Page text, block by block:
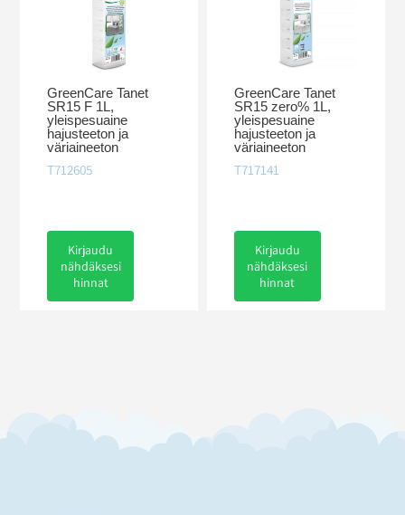
GreenCare Tanet
SR15 F 1L,
yleispesuaine
hajusteeton ja
väriaineeton
T712605
Kirjaudu
nähdäksesi
hinnat
GreenCare Tanet
SR15 zero% 1L,
yleispesuaine
hajusteeton ja
väriaineeton
T717141
Kirjaudu
nähdäksesi
hinnat